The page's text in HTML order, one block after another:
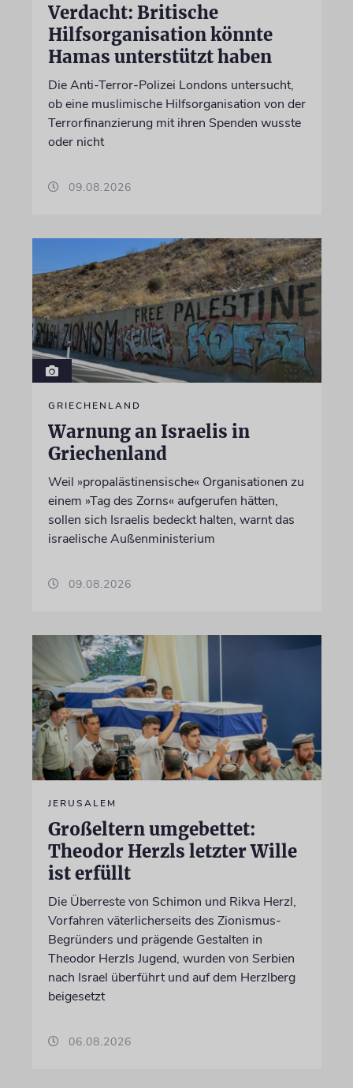
Verdacht: Britische
Hilfsorganisation könnte
Hamas unterstützt haben
Die Anti-Terror-Polizei Londons untersucht,
ob eine muslimische Hilfsorganisation von der
Terrorfinanzierung mit ihren Spenden wusste
oder nicht
09.08.2026
GRIECHENLAND
Warnung an Israelis in
Griechenland
Weil »propalästinensische« Organisationen zu
einem »Tag des Zorns« aufgerufen hätten,
sollen sich Israelis bedeckt halten, warnt das
israelische Außenministerium
09.08.2026
JERUSALEM
Großeltern umgebettet:
Theodor Herzls letzter Wille
ist erfüllt
Die Überreste von Schimon und Rikva Herzl,
Vorfahren väterlicherseits des Zionismus-
Begründers und prägende Gestalten in
Theodor Herzls Jugend, wurden von Serbien
nach Israel überführt und auf dem Herzlberg
beigesetzt
06.08.2026